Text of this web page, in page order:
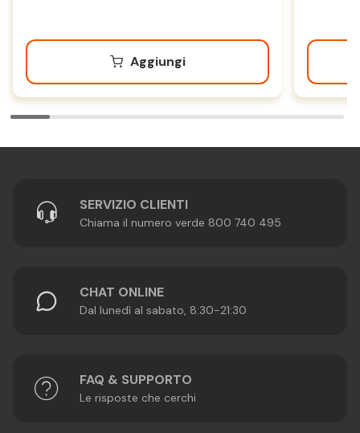
Aggiungi
SERVIZIO CLIENTI
Chiama il numero verde 800 740 495
CHAT ONLINE
Dal lunedì al sabato, 8:30-21:30
FAQ & SUPPORTO
Le risposte che cerchi